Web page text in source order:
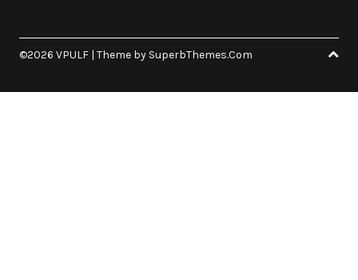
©2026 VPULF | Theme by SuperbThemes.Com